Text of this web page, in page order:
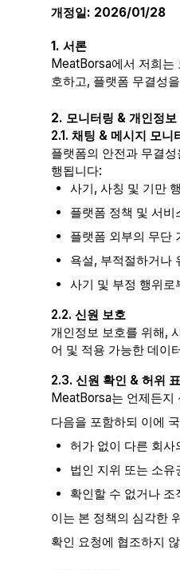
개정일: 2026/01/28
1. 서론
MeatBorsa에서 저희는
호하고, 플랫폼 무결성
2. 모니터링 & 개인정보
2.1. 채팅 & 메시지 모니
플랫폼의 안전과 무결
행됩니다:
사기, 사칭 및 기만
플랫폼 정책 및 서
플랫폼 외부의 무단
욕설, 부적절하거나
사기 및 부정 행위로
2.2. 신원 보호
개인정보 보호를 위해,
어 및 적용 가능한 데이
2.3. 신원 확인 & 허위
MeatBorsa는 언제든지
다음을 포함하되 이에
허가 없이 다른 회사
법인 지위 또는 소유
확인할 수 없거나
이는 본 정책의 심각한
확인 요청에 협조하지